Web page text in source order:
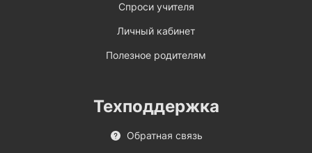
Спроси учителя
Личный кабинет
Полезное родителям
Техподдержка
Обратная связь